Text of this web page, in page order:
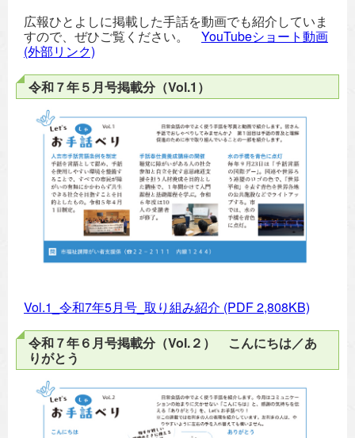
広報ひとよしに掲載した手話を動画でも紹介していま
すので、ぜひご覧ください。 YouTubeショート動画
(外部リンク)
令和７年５月号掲載分（Vol.1）
Vol.1_令和7年5月号_取り組み紹介 (PDF 2,808KB)
令和７年６月号掲載分（Vol.２） こんにちは／あ
りがとう